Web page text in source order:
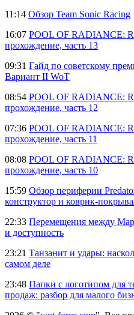
11:14 Обзор Team Sonic Racing
16:07 POOL OF RADIANCE:
прохождение, часть 13
09:31 Гайд по советскому
Вариант II WoT
08:54 POOL OF RADIANCE:
прохождение, часть 12
07:36 POOL OF RADIANCE:
прохождение, часть 11
08:08 POOL OF RADIANCE:
прохождение, часть 10
15:59 Обзор периферии
конструктор и коврик-
22:33 Перемещения между
и доступность
23:21 Танзанит и удары:
самом деле
23:48 Папки с логотипом для
продаж: разбор для малого